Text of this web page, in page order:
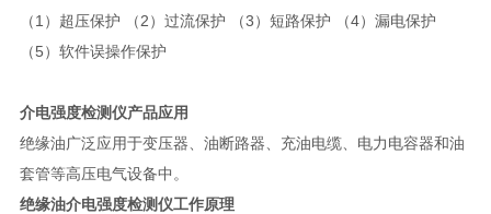
（1）超压保护 （2）过流保护 （3）短路保护 （4）漏电保护
（5）软件误操作保护
介电强度检测仪产品应用
绝缘油广泛应用于变压器、油断路器、充油电缆、电力电容器和油
套管等高压电气设备中。
绝缘油介电强度检测仪工作原理